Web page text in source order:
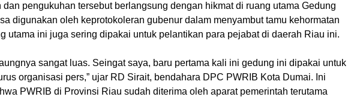
pengukuhan tersebut berlangsung dengan hikmat di ruang utama Gedung
digunakan oleh keprotokoleran gubenur dalam menyambut tamu kehormatan
utama ini juga sering dipakai untuk pelantikan para pejabat di daerah Riau ini.
sangat luas. Seingat saya, baru pertama kali ini gedung ini dipakai untuk
organisasi pers,” ujar RD Sirait, bendahara DPC PWRIB Kota Dumai. Ini
PWRIB di Provinsi Riau sudah diterima oleh aparat pemerintah terutama